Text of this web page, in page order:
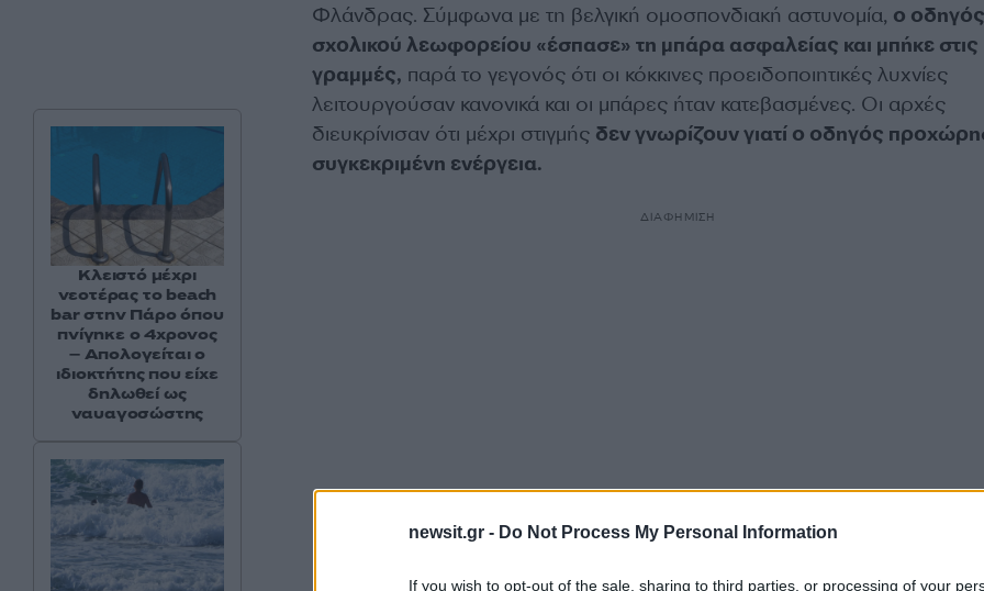
newsit.gr - Do Not Process My Personal Information
If you wish to opt-out of the sale, sharing to third parties, or processing of your
Φλάνδρας. Σύμφωνα με τη βελγική ομοσπονδιακή αστυνομία, ο
σχολικού λεωφορείου «έσπασε» τη μπάρα ασφαλείας και μπήκε στις
γραμμές, παρά το γεγονός ότι οι κόκκινες προειδοποιητικές λυχνίες
λειτουργούσαν κανονικά και οι μπάρες ήταν κατεβασμένες. Οι αρχές
διευκρίνισαν ότι μέχρι στιγμής δεν γνωρίζουν γιατί ο οδηγός
συγκεκριμένη ενέργεια.
ΔΙΑΦΗΜΙΣΗ
ερώτημα που απασχολεί τις Αρχές στο Βέλγιο.
Κλειστό μέχρι
νεοτέρας το beach
bar στην Πάρο όπου
πνίγηκε ο 4χρονος
– Απολογείται ο
ιδιοκτήτης που είχε
δηλωθεί ως
ναυαγοσώστης